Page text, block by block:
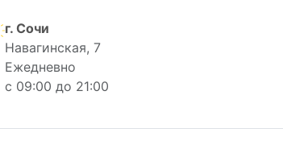
г. Сочи
Навагинская, 7
Ежедневно
с 09:00 до 21:00